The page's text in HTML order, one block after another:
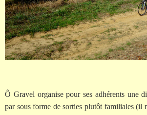
Ô Gravel organise pour ses adhérents une
par sous forme de sorties plutôt familiales (il